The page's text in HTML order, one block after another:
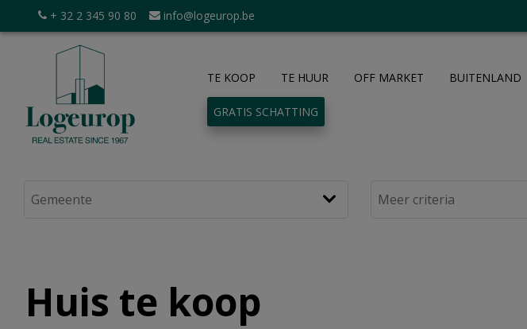
+ 32 2 345 90 80 info@logeurop.be
TE KOOP TE HUUR OFF MARKET BUITENLAND
GRATIS SCHATTING
Huis te koop